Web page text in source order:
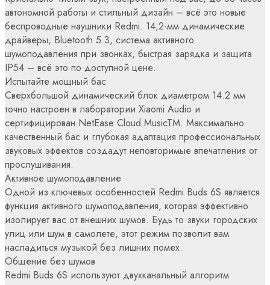
автономной работы и стильный дизайн – всё это новые
беспроводные наушники Redmi. 14,2-мм динамические
драйверы, Bluetooth 5.3, система активного
шумоподавления при звонках, быстрая зарядка и защита
IP54 – всё это по доступной цене.
Испытайте мощный бас
Сверхбольшой динамический блок диаметром 14.2 мм
точно настроен в лаборатории Xiaomi Audio и
сертифицирован NetEase Cloud MusicTM. Максимально
качественный бас и глубокая адаптация профессиональных
звуковых эффектов создадут неповторимые впечатления от
прослушивания.
Активное шумоподавление
Одной из ключевых особенностей Redmi Buds 6S является
функция активного шумоподавления, которая эффективно
изолирует вас от внешних шумов. Будь то звуки городских
улиц или шум в самолете, этот режим позволит вам
насладиться музыкой без лишних помех.
Общение без шумов
Redmi Buds 6S используют двухканальный алгоритм